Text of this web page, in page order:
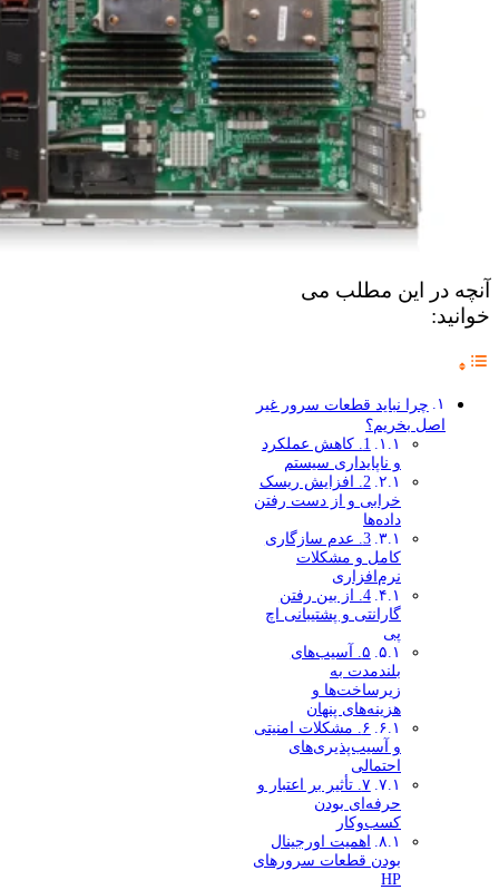
آنچه در این مطلب می
خوانید:
چرا نباید قطعات سرور غیر
اصل بخریم؟
1. کاهش عملکرد
و ناپایداری سیستم
2. افزایش ریسک
خرابی و از دست رفتن
داده‌ها
3. عدم سازگاری
کامل و مشکلات
نرم‌افزاری
4. از بین رفتن
گارانتی و پشتیبانی اچ
پی
۵. آسیب‌های
بلندمدت به
زیرساخت‌ها و
هزینه‌های پنهان
۶. مشکلات امنیتی
و آسیب‌پذیری‌های
احتمالی
۷. تأثیر بر اعتبار و
حرفه‌ای بودن
کسب‌وکار
اهمیت اورجینال
بودن قطعات سرورهای
HP